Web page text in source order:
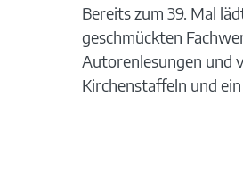
Bereits zum 39. Mal
geschmückten
Autorenlesungen und
Kirchenstaffeln und